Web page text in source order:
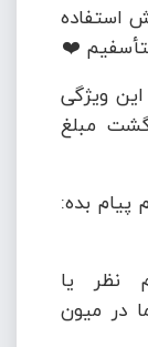
استفاده
❤️
ویژگی
مبلغ
پیام بده:
نظر یا
در میون